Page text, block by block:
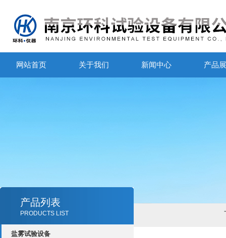
网站首页 关于我们 新闻中心 产品
产品列表
PRODUCTS LIST
盐雾试验设备